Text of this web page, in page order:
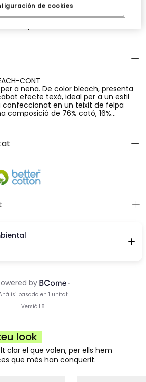
CONT
a nena. De color bleach, presenta
efecte texà, ideal per a un estil
confeccionat en un teixit de felpa
composició de 76% cotó, 16%
proporciona confort, flexibilitat i un
pràctica i versàtil, perfecta per a
informals.
look
clar el que volen, per ells hem
que més han conquerit.
de cookies